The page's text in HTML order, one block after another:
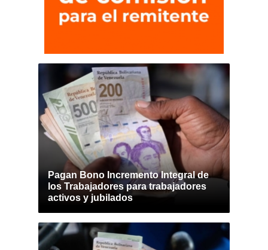
Pagan Bono Incremento Integral de
los Trabajadores para trabajadores
activos y jubilados